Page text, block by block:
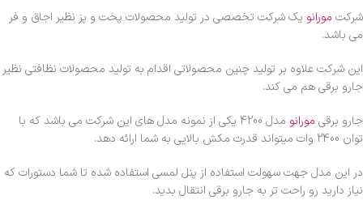
شرکت مورانو یک شرکت تخصصی در تولید محصولات پخت و پز نظیر اجاق و فر
می باشد.
این شرکت علاوه بر تولید چنین محصولاتی اقدام به تولید محصولات نظافتی نظیر
جارو برقی هم می کند.
جارو برقی مورانو
مدل 4200 یکی از نمونه مدل های این شرکت می باشد که با
توان 2400 وات میتواند قدرت مکش بالایی به شما ارائه دهد.
در این مدل جهت سهولت استفاده از پنل لمسی استفاده شده تا شما دستورات که
نیاز دارید رو راحت تر به جارو برقی انتقال بدید.